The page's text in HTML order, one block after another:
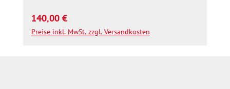
Regulärer Preis:
140,00 €
Preise inkl. MwSt. zzgl. Versandkosten